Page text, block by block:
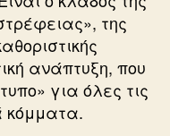
της
ανάπτυξη, που
για όλες τις
κόμματα.